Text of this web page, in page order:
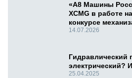
«А8 Машины
XCMG в работе
конкурсе
14.07.2026
Гидравлический
электрический?
25.04.2025